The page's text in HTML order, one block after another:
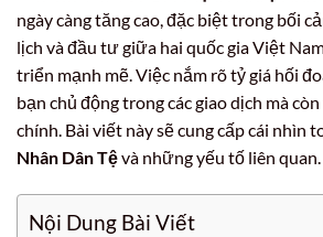
ngày càng tăng cao, đặc biệt trong bối
lịch và đầu tư giữa hai quốc gia Việt
triển mạnh mẽ. Việc nắm rõ tỷ giá hối
bạn chủ động trong các giao dịch mà
chính. Bài viết này sẽ cung cấp cái nhìn
Nhân Dân Tệvà những yếu tố liên quan.
Nội Dung Bài Viết